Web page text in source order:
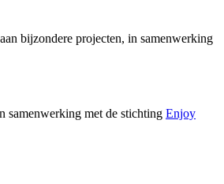
bijzondere projecten, in samenwerking
samenwerking met de stichting Enjoy